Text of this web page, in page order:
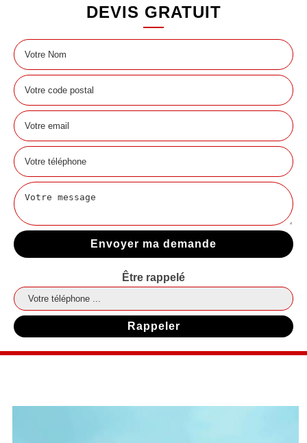
DEVIS GRATUIT
Être rappelé